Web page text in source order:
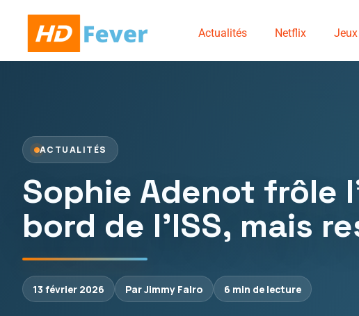
Actualités Netflix
ACTUALITÉS
Sophie Adenot frôle
bord de l’ISS, mais
13 février 2026 Par Jimmy Falro 6 min de lecture